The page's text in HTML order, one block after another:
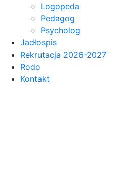
Logopeda
Pedagog
Psycholog
Jadłospis
Rekrutacja 2026-2027
Rodo
Kontakt